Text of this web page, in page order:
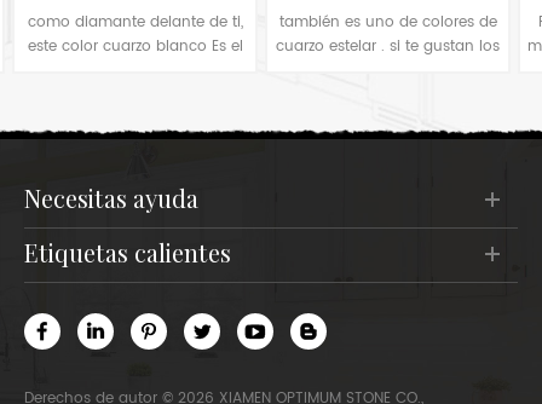
también es uno de colores de
cuarzo estelar . si te gustan los
sería su buena opción. El
utiliza principalmente en
azulejos de bar o en pisos de
hoteles.
Para muchos fabricantes de
mostradores, también prefieren
simple color cómodo cuando
necesitas ayuda
etiquetas calientes
Derechos de autor © 2026 XIAMEN OPTIMUM STONE CO.,